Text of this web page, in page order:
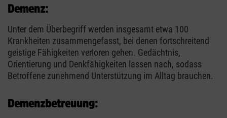
Demenz:
Unter dem Überbegriff werden insgesamt etwa 100
Krankheiten zusammengefasst, bei denen fortschreitend
geistige Fähigkeiten verloren gehen. Gedächtnis,
Orientierung und Denkfähigkeiten lassen nach, sodass
Betroffene zunehmend Unterstützung im Alltag brauchen.
Demenzbetreuung: